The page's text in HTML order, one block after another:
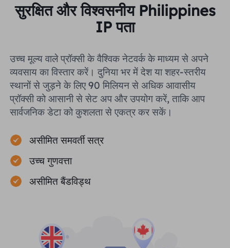
सुरक्षित और विश्वसनीय Philippines
IP पता
उच्च मूल्य वाले प्रॉक्सी के वैश्विक नेटवर्क के माध्यम से अपने
व्यवसाय का विस्तार करें। दुनिया भर में देश या शहर-स्तरीय
स्थानों से जुड़ने के लिए 90 मिलियन से अधिक आवासीय
प्रॉक्सी को आसानी से सेट अप और उपयोग करें, ताकि आप
सार्वजनिक डेटा को कुशलता से एकत्र कर सकें।
असीमित समवर्ती सत्र
उच्च गुणवत्ता
असीमित बैंडविड्थ